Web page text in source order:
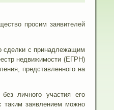
просим заявителей
сделки с принадлежащим
недвижимости (ЕГРН)
представленного на
личного участия его
таким заявлением можно